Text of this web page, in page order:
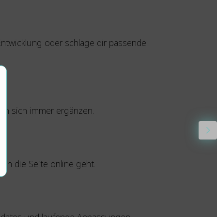
oder schlage dir passende
sich immer ergänzen.
die Seite online geht.